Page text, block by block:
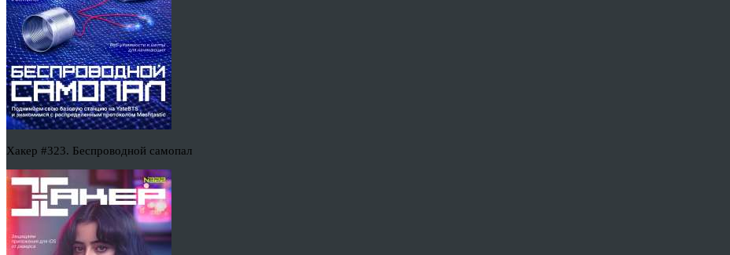
Хакер #323. Беспроводной самопал